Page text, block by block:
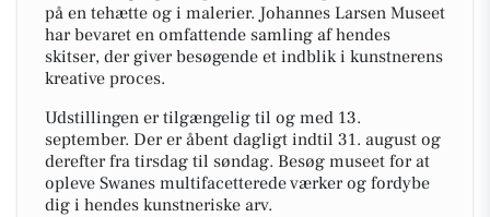
på en tehætte og i malerier. Johannes Larsen Museet
har bevaret en omfattende samling af hendes
skitser, der giver besøgende et indblik i kunstnerens
kreative proces.
Udstillingen er tilgængelig til og med 13.
september. Der er åbent dagligt indtil 31. august og
derefter fra tirsdag til søndag. Besøg museet for at
opleve Swanes multifacetterede værker og fordybe
dig i hendes kunstneriske arv.